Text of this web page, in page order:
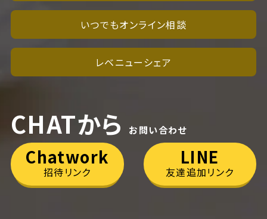
いつでもオンライン相談
レベニューシェア
CHATから お問い合わせ
Chatwork
招待リンク
LINE
友達追加リンク